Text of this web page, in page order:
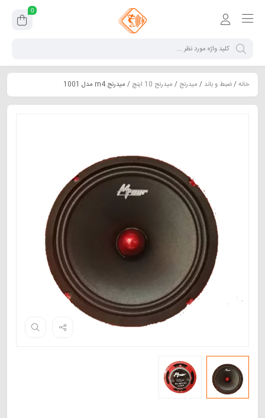
0
خانه/ضبط و باند / میدرنج / میدرنج 10 اینچ / میدرنج m4 مدل 1001